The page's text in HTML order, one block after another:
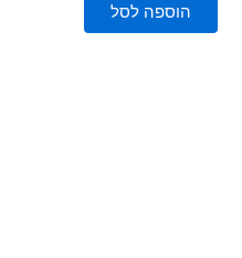
הוספה לסל